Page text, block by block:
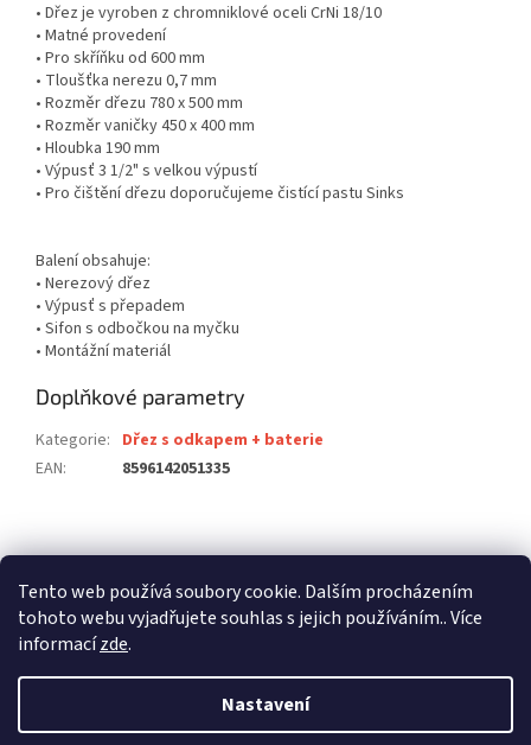
Tento web používá soubory cookie. Dalším procházením
tohoto webu vyjadřujete souhlas s jejich používáním.. Více
informacízde.
Nastavení
• Dřez je vyroben z chromniklové oceli CrNi 18/10
• Matné provedení
• Pro skříňku od 600 mm
• Tloušťka nerezu 0,7 mm
• Rozměr dřezu 780 x 500 mm
• Rozměr vaničky 450 x 400 mm
• Hloubka 190 mm
• Výpusť 3 1/2" s velkou výpustí
• Pro čištění dřezu doporučujeme čistící pastu Sinks
Balení obsahuje:
• Nerezový dřez
• Výpusť s přepadem
• Sifon s odbočkou na myčku
• Montážní materiál
Doplňkové parametry
Kategorie: Dřez s odkapem + baterie
EAN: 8596142051335
á
stavební pouzdra SCRIGNO
Vytvořil Shoptet